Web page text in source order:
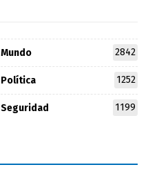
Mundo 2842
Política 1252
Seguridad 1199